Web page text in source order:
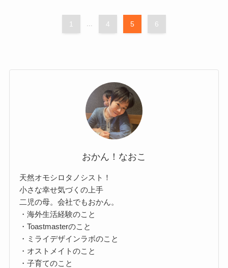
1 ... 4 5 6
おかん！なおこ
天然オモシロタノシスト！
小さな幸せ気づくの上手
二児の母。会社でもおかん。
・海外生活経験のこと
・Toastmasterのこと
・ミライデザインラボのこと
・オストメイトのこと
・子育てのこと